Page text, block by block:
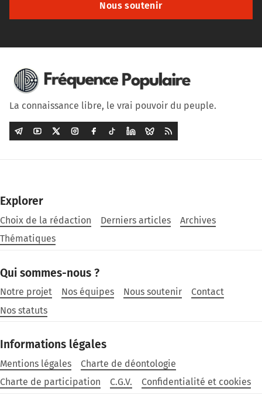
Nous soutenir
La connaissance libre, le vrai pouvoir du peuple.
Explorer
Choix de la rédaction Derniers articles
Archives
Thématiques
Qui sommes-nous ?
Notre projet Nos équipes Nous soutenir
Contact
Nos statuts
Informations légales
Mentions légales
Charte de déontologie
Charte de participation
C.G.V. Confidentialité et cookies